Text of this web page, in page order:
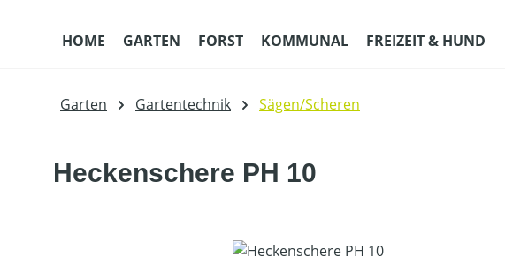
HOME GARTEN FORST KOMMUNAL FREIZEIT & HUND
Garten Gartentechnik Sägen/Scheren
Heckenschere PH 10